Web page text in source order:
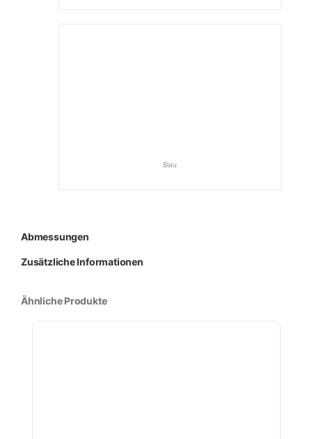
Blau
Abmessungen
Zusätzliche Informationen
Ähnliche Produkte